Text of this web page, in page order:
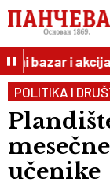
bazar i akcija u
POLITIKA I
učenike